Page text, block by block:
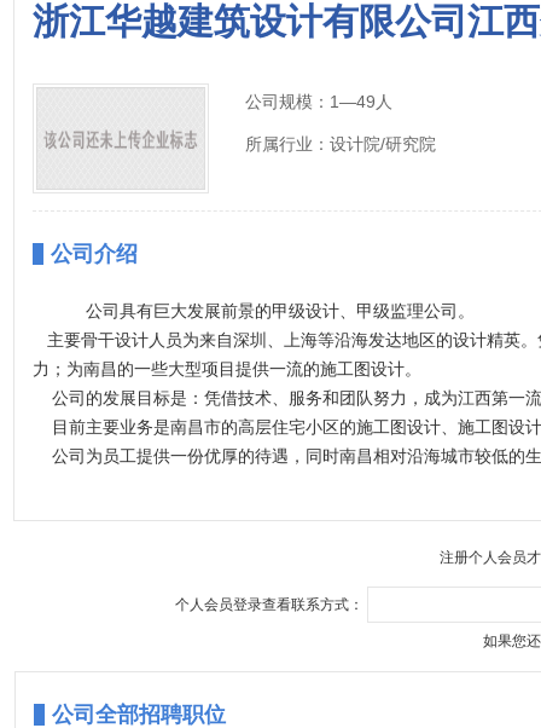
浙江华越建筑设计有限公司江
公司规模： 1—49人
所属行业： 设计院/研究院
公司介绍
公司具有巨大发展前景的甲级设计、甲级监理公司。
主要骨干设计人员为来自深圳、上海等沿海发达地区的设计精英
力；为南昌的一些大型项目提供一流的施工图设计。
公司的发展目标是：凭借技术、服务和团队努力，成为江西第一
目前主要业务是南昌市的高层住宅小区的施工图设计、施工图设
公司为员工提供一份优厚的待遇，同时南昌相对沿海城市较低的
注册个人会员
个人会员登录查看联系方式：
如果您
公司全部招聘职位